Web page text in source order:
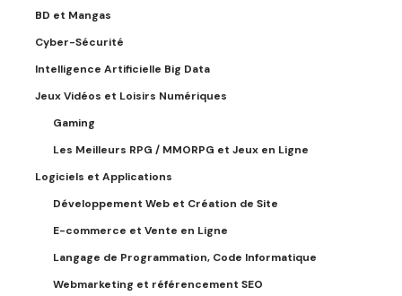
BD et Mangas
Cyber-Sécurité
Intelligence Artificielle Big Data
Jeux Vidéos et Loisirs Numériques
Gaming
Les Meilleurs RPG / MMORPG et Jeux en Ligne
Logiciels et Applications
Développement Web et Création de Site
E-commerce et Vente en Ligne
Langage de Programmation, Code Informatique
Webmarketing et référencement SEO